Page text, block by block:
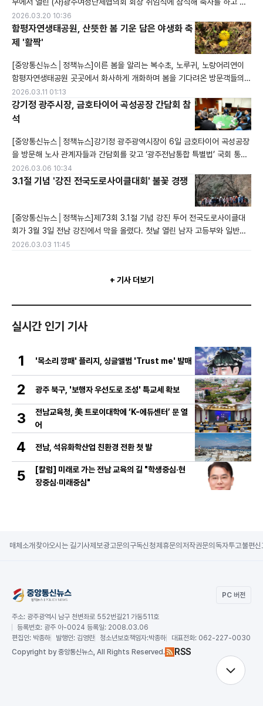
다. 강기정 광주광역시장이 20일 일가정양립지원본부에서 열린 (사)광주여
성단체협의회 회장 취임식에 참석해 축사를 한 후 참석자들과 기념촬영을 하
고 있다.
2026.03.20 10:36
함평자연생태공원, 산뜻한 봄 기운 담은 야생화 축
제 '활짝'
[중앙통신뉴스│정책뉴스]이른 봄을 알리는 복수초, 노루귀, 노랑어리연이
함평자연생태공원 곳곳에서 화사하게 개화하며 봄을 기다려온 방문객들의
마음을 두드리고 있다. 공원 입구를 따라 걷다보면 봄 햇살을 머금은 복수초
가 먼저 눈길을 끈다. 복수초는 얼어붙은 땅 위에서도 힘차게 꽃을 피우는 모
습 덕분에 '봄의 전령'이라는 별명을 가지고 있다. 바로 옆 연보라 빛깔 노루
귀도 살포시 꽃망울을 터뜨려 활기찬 분위기를 더한다. 수생식물 전시관 안
에서는 노랑어리연이
2026.03.11 01:13
강기정 광주시장, 금호타이어 곡성공장 간담회 참
석
[중앙통신뉴스│정책뉴스]강기정 광주광역시장이 6일 금호타이어 곡성공장
을 방문해 노사 관계자들과 간담회를 갖고 ‘광주전남통합 특별법’ 국회 통과
와 관련해 환담을 나누고 있다. 강기정 광주광역시장이 6일 금호타이어 곡
성공장을 방문해 노사 관계자들과 간담회를 갖고 ‘광주전남통합 특별법’ 국
2026.03.06 10:34
3.1절 기념 '강진 전국도로사이클대회' 불꽃 경쟁
[중앙통신뉴스│정책뉴스]제73회 3.1절 기념 강진 투어 전국도로사이클대
회가 3월 3일 전남 강진에서 막을 올렸다. 첫날 열린 남자 고등부와 일반부
경기에서는 각 팀 선수들이 초반부터 치열한 레이스를 펼쳤다. 남자 고등부
전의 기회를 노리며 각각 2위와 3위를 기록했다.일반부 경기는 서울시청 민
2026.03.03 11:45
+ 기사 더보기
실시간 인기 기사
1 '목소리 깡패' 플리지, 싱글앨범 'Trust me' 발매
2 광주 북구, '보행자 우선도로 조성' 특교세 확보
3
전남교육청, 美 트로이대학에 ‘K-에듀센터’ 문 열
어
4 전남, 석유화학산업 친환경 전환 첫 발
5
[칼럼] 미래로 가는 전남 교육의 길 "학생중심·현
장중심·미래중심"
매체소개 찾아오시는 길기사제보광고문의 구독신청제휴문의 저작권문의 독자투고불편신
PC 버전
주소: 광주광역시 남구 천변좌로 552번길21 가동511호
등록번호: 광주 아-0024 등록일: 2008.03.06
편집인: 박종하 발행인: 김영란 청소년보호책임자:박종하 대표전화: 062-227-0030
Copyright by 중앙통신뉴스, All Rights Reserved. RSS